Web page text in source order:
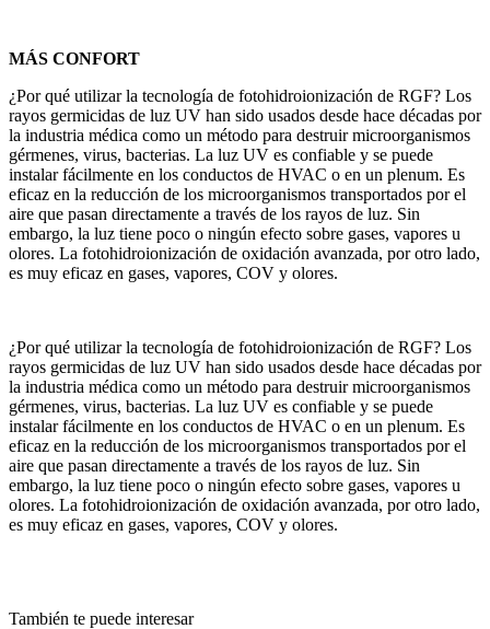
MÁS CONFORT
¿Por qué utilizar la tecnología de fotohidroionización de RGF? Los
rayos germicidas de luz UV han sido usados desde hace décadas por
la industria médica como un método para destruir microorganismos
gérmenes, virus, bacterias. La luz UV es confiable y se puede
instalar fácilmente en los conductos de HVAC o en un plenum. Es
eficaz en la reducción de los microorganismos transportados por el
aire que pasan directamente a través de los rayos de luz. Sin
embargo, la luz tiene poco o ningún efecto sobre gases, vapores u
olores. La fotohidroionización de oxidación avanzada, por otro lado,
es muy eficaz en gases, vapores, COV y olores.
¿Por qué utilizar la tecnología de fotohidroionización de RGF? Los
rayos germicidas de luz UV han sido usados desde hace décadas por
la industria médica como un método para destruir microorganismos
gérmenes, virus, bacterias. La luz UV es confiable y se puede
instalar fácilmente en los conductos de HVAC o en un plenum. Es
eficaz en la reducción de los microorganismos transportados por el
aire que pasan directamente a través de los rayos de luz. Sin
embargo, la luz tiene poco o ningún efecto sobre gases, vapores u
olores. La fotohidroionización de oxidación avanzada, por otro lado,
es muy eficaz en gases, vapores, COV y olores.
También te puede interesar